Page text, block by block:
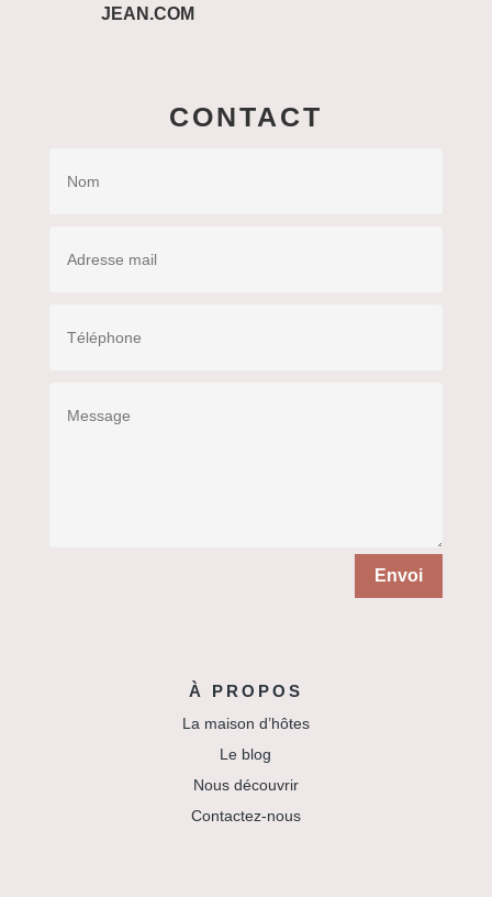
JEAN.COM
CONTACT
Envoi
À PROPOS
La maison d’hôtes
Le blog
Nous découvrir
Contactez-nous